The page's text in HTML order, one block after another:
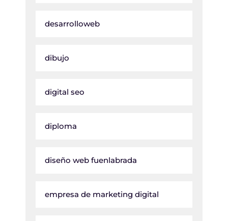
desarrolloweb
dibujo
digital seo
diploma
diseño web fuenlabrada
empresa de marketing digital